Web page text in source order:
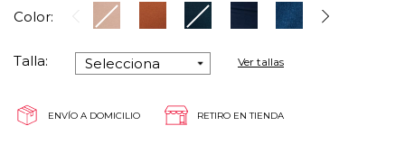
Color:
Talla: Ver tallas
ENVÍO A DOMICILIO RETIRO EN TIENDA